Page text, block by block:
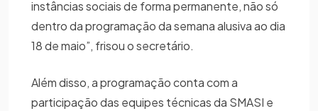
instâncias sociais de forma permanente, não só
dentro da programação da semana alusiva ao dia
18 de maio”, frisou o secretário.
Além disso, a programação conta com a
participação das equipes técnicas da SMASI e